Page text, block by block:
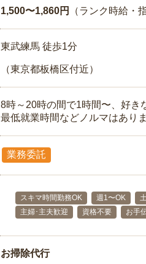
1,500〜1,860円 （ランク時給・
東武練馬 徒歩1分
（東京都板橋区付近）
8時～20時の間で1時間〜、好き
最低就業時間などノルマはありま
業務委託
スキマ時間勤務OK 週1〜OK
主婦･主夫歓迎
資格不要 お手
お掃除代行